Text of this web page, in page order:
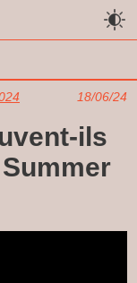
18/06/24
ils